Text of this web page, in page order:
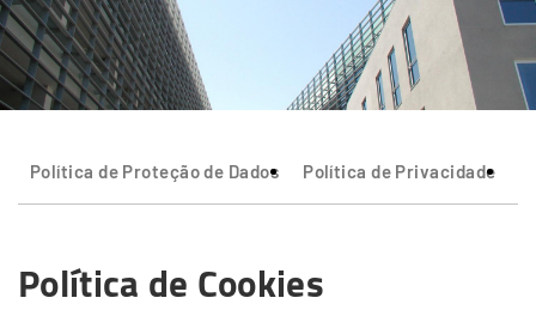
content
Política de Proteção de Dados Política de Privacidade
Política de Cookies